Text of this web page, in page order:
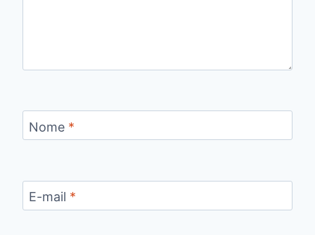
Nome *
E-mail *